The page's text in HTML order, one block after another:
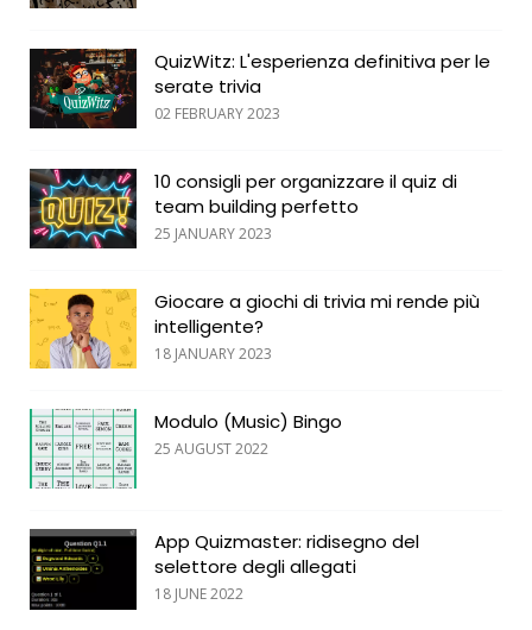
QuizWitz: L'esperienza definitiva per le
serate trivia
02 FEBRUARY 2023
10 consigli per organizzare il quiz di
team building perfetto
25 JANUARY 2023
Giocare a giochi di trivia mi rende più
intelligente?
18 JANUARY 2023
Modulo (Music) Bingo
25 AUGUST 2022
App Quizmaster: ridisegno del
selettore degli allegati
18 JUNE 2022